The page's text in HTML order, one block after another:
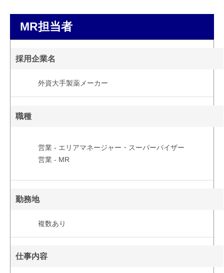
MR担当者
採用企業名
外資大手製薬メーカー
職種
営業 - エリアマネージャー・スーパーバイザー
営業 - MR
勤務地
複数あり
仕事内容